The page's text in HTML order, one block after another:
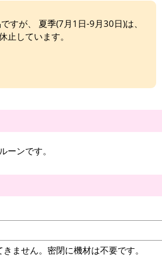
すが、 夏季(7月1日-9月30日)は、
しています。
ンです。
ません。密閉に機材は不要です。